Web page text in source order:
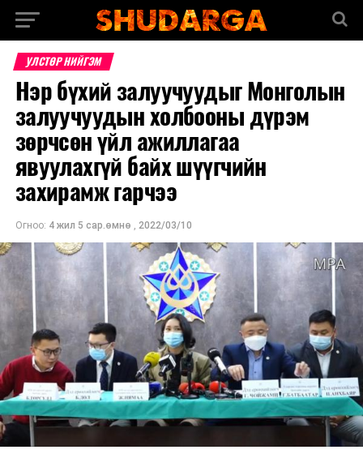
УЛСТӨР НИЙГЭМ
Нэр бүхий залуучуудыг Монголын
залуучуудын холбооны дүрэм
зөрчсөн үйл ажиллагаа
явуулахгүй байх шүүгчийн
захирамж гарчээ
Огноо: 4 жил 5 сар.өмнө , 2022/03/10